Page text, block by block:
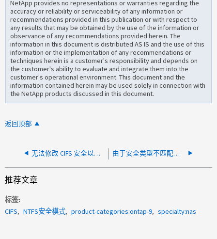
NetApp provides no representations or warranties regarding the
accuracy or reliability or serviceability of any information or
recommendations provided in this publication or with respect to
any results that may be obtained by the use of the information or
observance of any recommendations provided herein. The
information in this document is distributed AS IS and the use of this
information or the implementation of any recommendations or
techniques herein is a customer's responsibility and depends on
the customer's ability to evaluate and integrate them into the
customer's operational environment. This document and the
information contained herein may be used solely in connection with
the NetApp products discussed in this document.
返回顶部
无法修改 CIFS 安全以启用 SMB 签名 由于安全类型不匹配，无法修改公布的加密类型
推荐文章
标签
CIFS
NTFS安全模式 product-categories:ontap-9 specialty:nas